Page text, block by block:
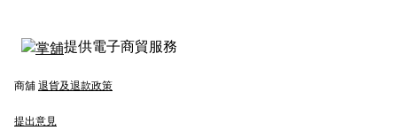
提供電子商貿服務
商舖 退貨及退款政策
提出意見